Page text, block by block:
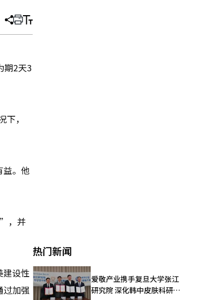
分
文
打 调
大
期2天3
，
。他
”，并
设性
加强
热门新闻
爱敬产业携手复旦大学张江
研究院 深化韩中皮肤科研合